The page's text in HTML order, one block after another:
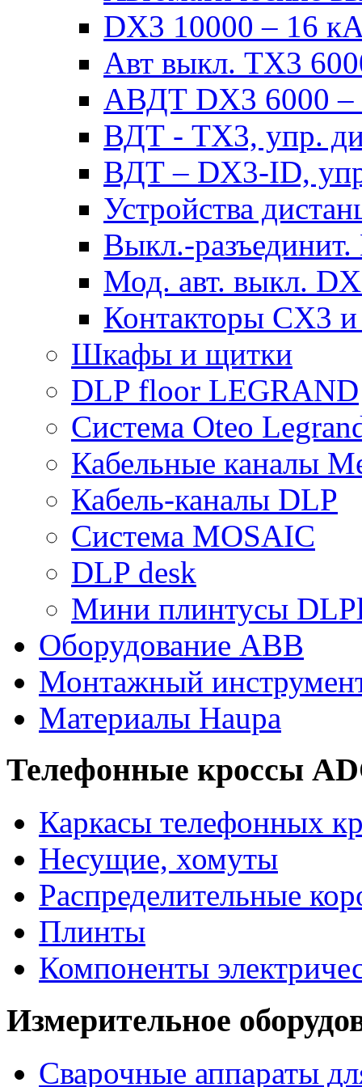
DX3 10000 – 16
Авт выкл. TX3
АВДТ DX3 6000 –
ВДТ - TX3, упр.
ВДТ – DX3-ID,
Устройства
Выкл.-
Мод. авт. выкл.
Контакторы CX3 и
Шкафы и щитки
DLP floor LEGRAND
Система Oteo
Кабельные каналы
Кабель-каналы DLP
Система MOSAIC
DLP desk
Мини плинтусы
Оборудование ABB
Монтажный
Материалы Haupa
Телефонные кроссы
Каркасы телефонных
Несущие, хомуты
Распределительные
Плинты
Компоненты
Измерительное
Сварочные аппараты